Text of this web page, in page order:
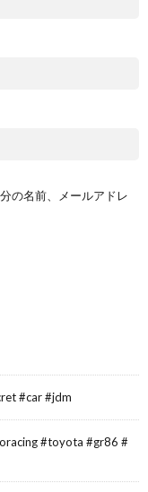
の名前、メールアドレ
#car #jdm
#toyota #gr86 #